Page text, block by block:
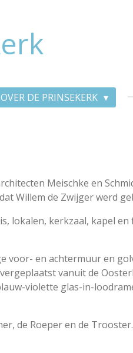
OVER DE PRINSEKERK
Meischke en
Willem de Zwijger werd
lokalen, kerkzaal, kapel
voor- en achtermuur en
vanuit de
violette glas-in-
de Roeper en de Trooster.